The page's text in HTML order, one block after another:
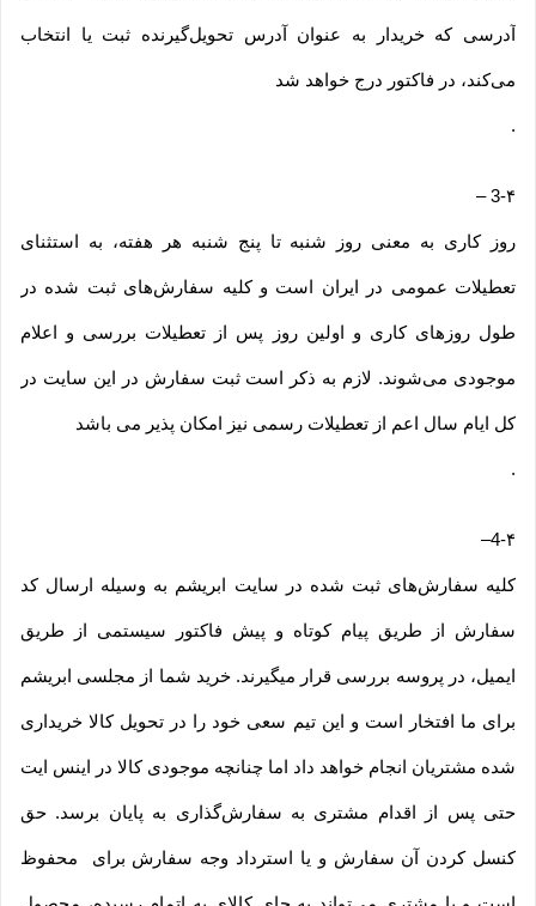
آدرسی که خریدار به عنوان آدرس تحویل‌گیرنده ثبت یا انتخاب
می‌کند، در فاکتور درج خواهد شد
.
3-۴–
روز کاری به معنی روز شنبه تا پنج شنبه هر هفته، به استثنای
تعطیلات عمومی در ایران است و کلیه سفارش‏‌های ثبت شده در
طول روزهای کاری و اولین روز پس از تعطیلات بررسی و اعلام
موجودی می‌‏شوند. لازم به ذکر است ثبت سفارش در این سایت در
کل ایام سال اعم از تعطیلات رسمی نیز امکان پذیر می باشد
.
4-۴–
کلیه سفارش‌‏های ثبت شده در سایت ابریشم به وسیله ارسال کد
سفارش از طریق پیام کوتاه و پیش فاکتور سیستمی از طریق
ایمیل، در پروسه بررسی قرار میگیرند. خرید شما از مجلسی ابریشم
برای ما افتخار است و این تیم سعی خود را در تحویل کالا خریداری
شده مشتریان انجام خواهد داد اما چنانچه موجودی کالا در اینس ایت
حتی پس از اقدام مشتری به سفارش‌‏گذاری به پایان برسد. حق
کنسل کردن آن سفارش و یا استرداد وجه سفارش برای محفوظ